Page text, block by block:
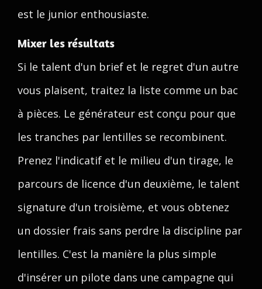
est le junior enthousiaste.
Mixer les résultats
Si le talent d'un brief et le regret d'un autre
vous plaisent, traitez la liste comme un bac
à pièces. Le générateur est conçu pour que
les tranches par lentilles se recombinent.
Prenez l'indicatif et le milieu d'un tirage, le
parcours de licence d'un deuxième, le talent
signature d'un troisième, et vous obtenez
un dossier frais sans perdre la discipline par
lentilles. C'est la manière la plus simple
d'insérer un pilote dans une campagne qui